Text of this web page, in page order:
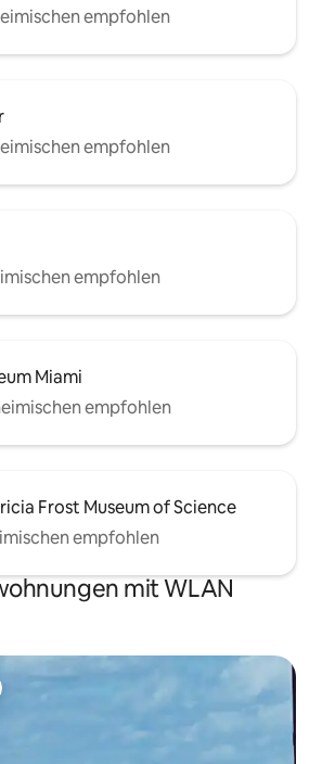
empfohlen
empfohlen
empfohlen
Miami
empfohlen
Frost Museum of Science
empfohlen
mit WLAN